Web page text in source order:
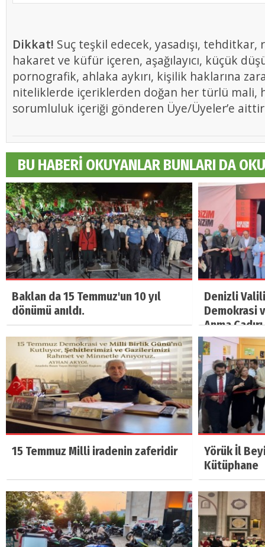
Dikkat! Suç teşkil edecek, yasadışı, tehditkar,
hakaret ve küfür içeren, aşağılayıcı, küçük
pornografik, ahlaka aykırı, kişilik haklarına
niteliklerde içeriklerden doğan her türlü mali,
sorumluluk içeriği gönderen Üye/Üyeler’e
BU HABERİ OKUYANLAR BUNLARI DA
Baklan da 15 Temmuz'un 10 yıl
dönümü anıldı.
Denizli
Demokrasi
Anma
15 Temmuz Milli iradenin zaferidir
Yörük İl
Kütüphane